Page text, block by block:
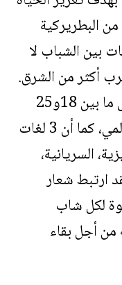
البطريركية
بين الشباب لا
أكثر من الشرق.
وتابع ملكو دنيا” يحق لأي شخص ما بين 18و25
عاما أن يشارك في هذا اللقاء العالمي، كما أن 3 لغات
السريانية،
ارتبط شعار
لكل شاب
أجل بقاء